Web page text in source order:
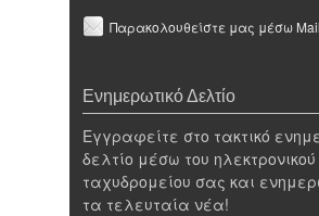
Παρακολουθείστε μας μέσω Mail
Ενημερωτικό Δελτίο
Εγγραφείτε στο τακτικό
δελτίο μέσω του ηλεκτρονικού
ταχυδρομείου σας και
τα τελευταία νέα!